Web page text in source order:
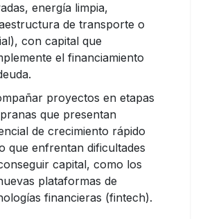
energía limpia,
de transporte o
con capital que
el financiamiento
proyectos en etapas
que presentan
de crecimiento rápido
que enfrentan dificultades
capital, como los
plataformas de
financieras (fintech).